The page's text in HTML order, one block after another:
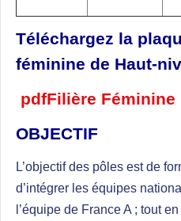
Téléchargez la
féminine de Haut-
pdfFilière Féminine
OBJECTIF
L’objectif des pôles est de
d’intégrer les équipes
l’équipe de France A ; tout